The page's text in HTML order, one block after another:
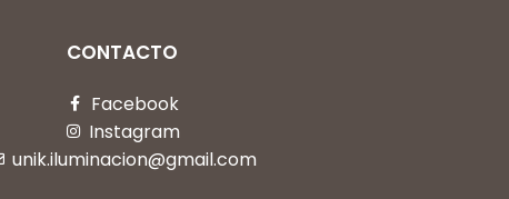
CONTACTO
Facebook
Instagram
unik.iluminacion@gmail.com